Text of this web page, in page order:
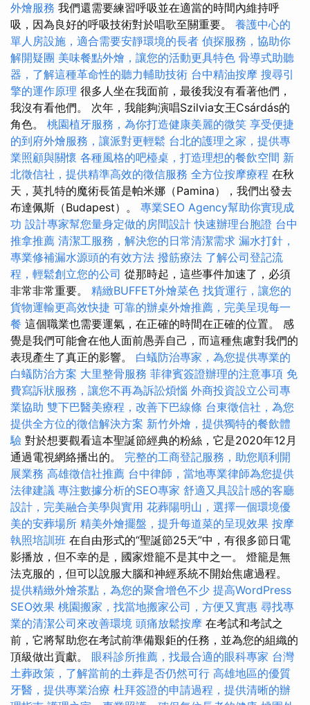
外燴服務 我們還需要練習呼吸並在適當的時間內維持呼
吸，因為良好的呼吸技術對於唱歌至關重要。 養護中心的
單人房設施，適合需要安靜環境的長者 偵探服務，協助你
解開疑團 美味餐點外燴，讓您的活動更具特色 骨導式助聽
器，了解這種革命性的聽力輔助技術 台中精油按摩 搜尋引
擎的運作原理 很多人坐在我面前，最後我沒有看著他們，
我沒有看他們。 次年，我能夠演唱Szilvia女王Csárdás的
角色。 桃園植牙服務，為你打造健康美麗的微笑 享受便捷
的到府外燴服務，讓派對更輕鬆 台北的護理之家，提供專
業照顧與關懷 各種風格的吧檯桌，打造理想的餐飲空間 新
北徵信社，提供精準高效的徵信服務 全方位按摩療程 在秋
天，莫扎特的魔術長笛是帕米娜（Pamina），我們出發去
布達佩斯（Budapest）。 專業SEO Agency幫助你實現成
功 設計專家幫您量身定做的房間設計 快速辦理台胞證 台中
推拿推薦 清潔工服務，解決您的日常清潔需求 漏水打針，
專業修補漏水源頭的有效方法 撥筋療法 了解公司登記流
程，輕鬆創立您的公司 從那時起，這些事件加速了，必須
非常非常重要。 精緻BUFFET外燴菜色 找貨運行，讓您的
貨物運輸更高效快捷 可靠的辦桌外燴推薦，完美呈現每一
餐 這個職業也需要運氣，在正確的時間在正確的位置。 感
覺是我們可能會在他人面前愚弄自己，而這種焦慮對我們的
表現產生了真正的影響。 白蟻防治專家，為您提供專業的
白蟻防治方案 大里整骨服務 菲律賓簽證辦理的注意事項 免
費寫訴狀服務，讓您不再為訴訟煩惱 外商投資設立公司專
業協助 雙下巴醫美療程，改善下巴線條 台東徵信社，為您
提供全方位的徵信解決方案 新竹外燴，提供獨特的餐飲體
驗 對於想要觀看這本聖誕節經典的粉絲，它是2020年12月
通過電視網絡播出的。 完整的工商登記服務，助您順利開
展業務 高雄徵信社推薦 台中律師，當地專業律師為您提供
法律建議 專注數據分析的SEO專家 舒適又具設計感的客廳
設計，完美融合美學與實用 花葬陽明山，選擇一個環境優
美的安葬場所 精美外燴擺盤，提升每道菜的呈現效果 按摩
執照培訓班 在自由形式的“聖誕節25天”中，有很多節日電
影播放，但不幸的是，國家燈籠不是其中之一。 燈籠是無
法克服的，但可以說服大腦和神經系統不開始焦慮過程。
提供精緻外燴茶點，為您的聚會增色不少 提高WordPress
SEO效果 桃園搬家，找當地搬家公司，方便又實惠 尋找專
業的清潔公司來改善環境 頭痛放鬆按摩 在考試和考試之
前，它將幫助您在考試前準備艱鉅的任務，並為您的組織的
頂級做出貢獻。 眼科診所推薦，找最合適的眼科專家 台灣
土葬政策，了解當前的土葬是否仍然可行 高雄地區的優質
牙醫，提供專業治療 杜拜簽證的申請過程，提供清晰的辦